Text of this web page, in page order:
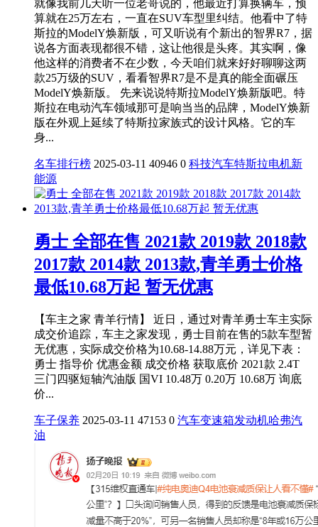
就像我前几天听一位老哥说的，他最近打算换辆车，预
算就在25万左右，一直在SUV车型里纠结。他看中了特
斯拉的ModelY焕新版，可又听说有个新出的智界R7，据
说各方面表现都很不错，这让他很是头疼。其实啊，像
他这样的消费者不在少数，今天咱们就来好好聊聊这两
款25万级的SUV，看看智界R7是不是真的能全面碾压
ModelY焕新版。 先来说说特斯拉ModelY焕新版吧。特
斯拉在电动汽车领域那可是响当当的品牌，ModelY焕新
版在外观上延续了特斯拉家族式的设计风格。它的车
身...
名车排行榜 2025-03-11 40946 0 科技汽车特斯拉电机新
能源
勇士 全部在售 2021款 2019款 2018款
2017款 2014款 2013款,青羊勇士价格
最低10.68万起 暂无优惠
【车主之家 青羊行情】 近日，通过对青羊勇士车主实际
成交价追踪，车主之家发现，勇士目前在售的5款车型暂
无优惠，实际成交价格为10.68-14.88万元，详见下表：
勇士 指导价 优惠金额 成交价格 获取底价 2021款 2.4T
三门四驱短轴汽油版 国VI 10.48万 0.20万 10.68万 询底
价...
车子保养 2025-03-11 47153 0 汽车变速箱发动机哈弗汽
油